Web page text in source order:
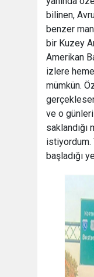
bilinen,
benzer
bir Kuzey
Amerikan
izlere
mümkün.
ve o günleri
istiyordum.
başladığı